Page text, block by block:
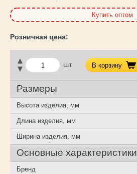
Купить оптом
шт. В корзину
Размеры
Высота изделия, мм
Длина изделия, мм
Ширина изделия, мм
Основные характеристики
Бренд